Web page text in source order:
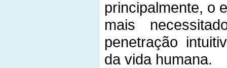
principalmente, o
mais
penetração
da vida humana.